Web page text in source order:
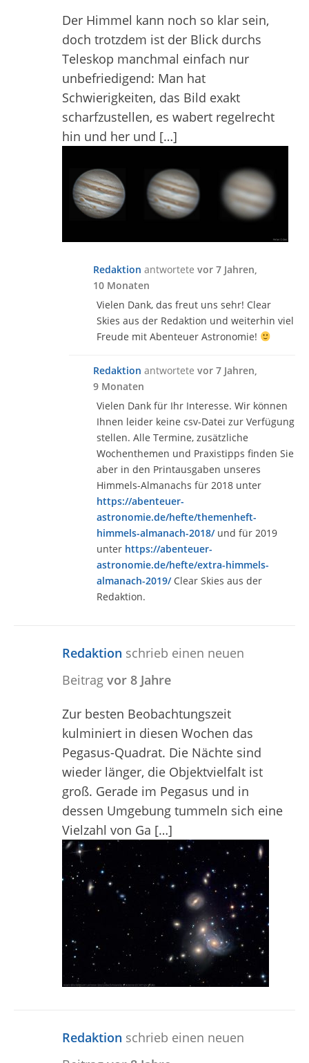
Der Himmel kann noch so klar sein,
doch trotzdem ist der Blick durchs
Teleskop manchmal einfach nur
unbefriedigend: Man hat
Schwierigkeiten, das Bild exakt
scharfzustellen, es wabert regelrecht
hin und her und […]
Redaktion antwortete vor 7 Jahren,
10 Monaten
Vielen Dank, das freut uns sehr! Clear
Skies aus der Redaktion und weiterhin viel
Freude mit Abenteuer Astronomie!
Redaktion antwortete vor 7 Jahren,
9 Monaten
Vielen Dank für Ihr Interesse. Wir können
Ihnen leider keine csv-Datei zur Verfügung
stellen. Alle Termine, zusätzliche
Wochenthemen und Praxistipps finden Sie
aber in den Printausgaben unseres
Himmels-Almanachs für 2018 unter
https://abenteuer-
astronomie.de/hefte/themenheft-
himmels-almanach-2018/und für 2019
unter https://abenteuer-
astronomie.de/hefte/extra-himmels-
almanach-2019/Clear Skies aus der
Redaktion.
Redaktion schrieb einen neuen
Beitrag vor 8 Jahre
Zur besten Beobachtungszeit
kulminiert in diesen Wochen das
Pegasus-Quadrat. Die Nächte sind
wieder länger, die Objektvielfalt ist
groß. Gerade im Pegasus und in
dessen Umgebung tummeln sich eine
Vielzahl von Ga […]
Redaktion schrieb einen neuen